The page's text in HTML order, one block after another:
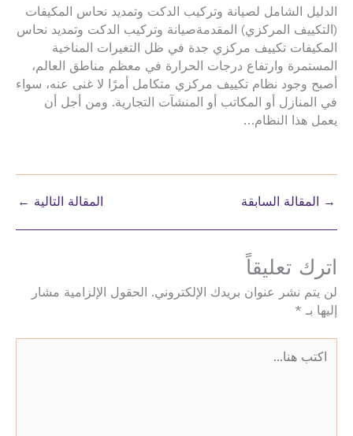
الدليل الشامل لصيانة وتركيب الدكت وتمديد نحاس المكيفات
(التكييف المركزي) المقدمةصيانة وتركيب الدكت وتمديد نحاس
المكيفات تكييف مركزي جدة في ظل التغيرات المناخية
المستمرة وارتفاع درجات الحرارة في معظم مناطق العالم،
أصبح وجود نظام تكييف مركزي متكامل أمرًا لا غنى عنه، سواء
في المنازل أو المكاتب أو المنشآت التجارية. ومن أجل أن
يعمل هذا النظام…
→ المقالة السابقة المقالة التالية ←
اترك تعليقاً
لن يتم نشر عنوان بريدك الإلكتروني.
الحقول الإلزامية مشار
إليها بـ *
هنا...